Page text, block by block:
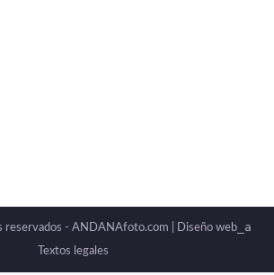
reservados - ANDANAfoto.com | Diseño web _a
Textos legales